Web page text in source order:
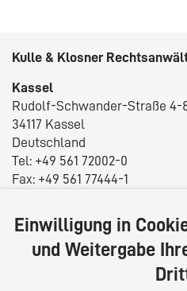
Kulle & Klosner
Kassel
Rudolf-Schwander-Straße 4-
34117 Kassel
Deutschland
Tel: +49 561 72002-0
Fax: +49 561 77444-1
Über uns
Wir verstehen uns als
Ansprechpartner, für die das
Einwilligung in
und Weitergabe